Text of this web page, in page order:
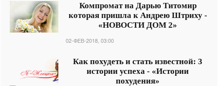
Компромат на Дарью Титомир
которая пришла к Андрею Штриху -
«НОВОСТИ ДОМ 2»
02-ФЕВ-2018, 03:00
Как похудеть и стать известной: 3
истории успеха - «Истории
похудения»